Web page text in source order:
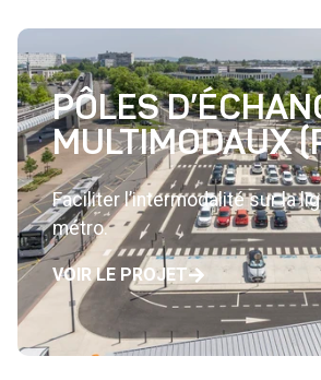
PÔLES
MULTIMODAUX
Faciliter l’intermodalité sur la
métro.
VOIR LE PROJET